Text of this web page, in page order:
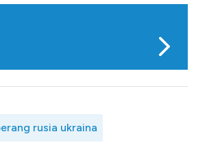
rusia ukraina